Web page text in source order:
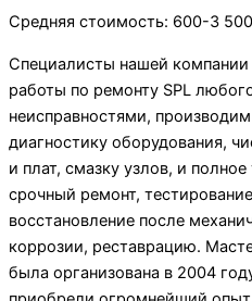
Средняя стоимость: 600-3
Специалисты нашей
работы по ремонту SPL
неисправностями,
диагностику оборудования,
и плат, смазку узлов, и
срочный ремонт,
восстановление после
коррозии, реставрацию.
была организована в 2004